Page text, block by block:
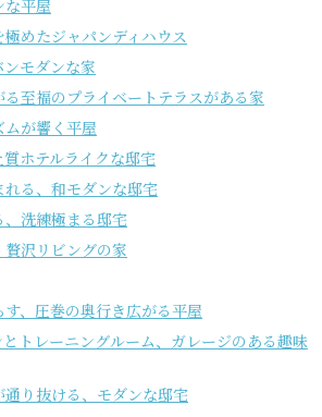
な平屋
めたジャパンディハウス
モダンな家
至福のプライベートテラスがある家
ムが響く平屋
ホテルライクな邸宅
る、和モダンな邸宅
洗練極まる邸宅
沢リビングの家
、圧巻の奥行き広がる平屋
トレーニングルーム、ガレージのある趣味
り抜ける、モダンな邸宅